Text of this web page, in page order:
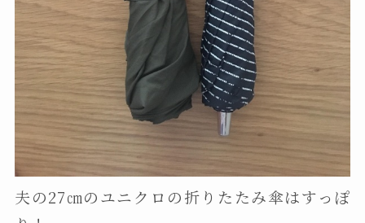
夫の27㎝のユニクロの折りたたみ傘はすっぽ